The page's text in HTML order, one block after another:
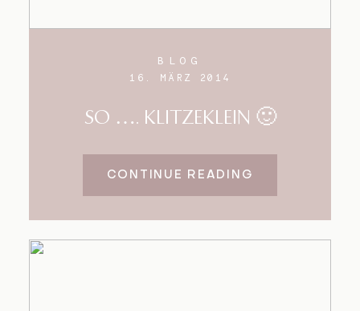
BLOG
16. MÄRZ 2014
SO …. KLITZEKLEIN 🙂
CONTINUE READING